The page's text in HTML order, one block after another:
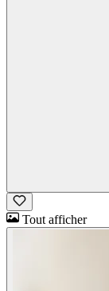
Tout afficher